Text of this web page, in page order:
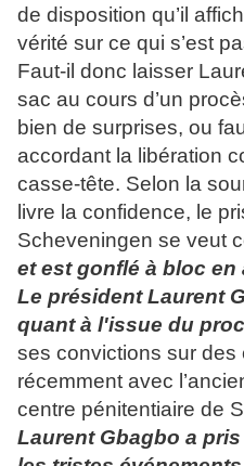
de disposition qu’il
vérité sur ce qui s’est
Faut-il donc laisser
sac au cours d’un
bien de surprises, ou
accordant la libération
casse-tête. Selon la
livre la confidence, le
Scheveningen se veut
et est gonflé à bloc
Le président Laurent
quant à l'issue du
ses convictions sur des
récemment avec
centre pénitentiaire de
Laurent Gbagbo a